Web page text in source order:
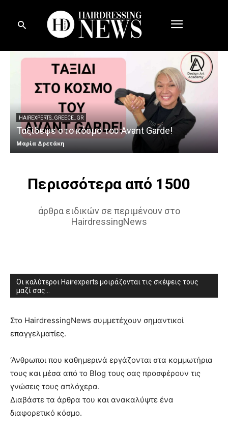
HAIREXPERTS_GREECE_GR
Ταξίδεψε στο κόσμο του Avant Garde!
Μαρία Δρετάκη
Περισσότερα από 1500
άρθρα ειδικών σε περιμένουν στο
HairdressingNews
Οι καλύτεροι Hairexperts μοιράζονται τις σκέψεις τους
μαζί σας...
Στο HairdressingNews συμμετέχουν σημαντικοί
επαγγελματίες.
‘Ανθρωποι που καθημερινά εργάζονται στα κομμωτήρια
τους και μέσα από το Blog τους σας προσφέρουν τις
γνώσεις τους απλόχερα.
Διαβάστε τα άρθρα του και ανακαλύψτε ένα
διαφορετικό κόσμο.